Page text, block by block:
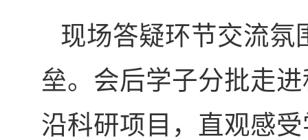
现场答疑环节交流氛
垒。会后学子分批走
沿科研项目，直观感